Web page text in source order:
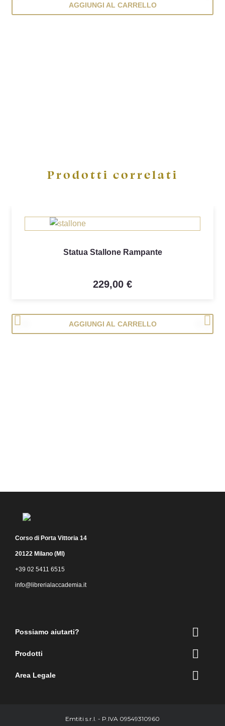
AGGIUNGI AL CARRELLO
Prodotti correlati
Statua Stallone Rampante
229,00 €
AGGIUNGI AL CARRELLO
Corso di Porta Vittoria 14
20122 Milano (MI)
+39 02 5411 6515
info@librerialaccademia.it
Possiamo aiutarti? 
Prodotti 
Area Legale 
Emtiti s.r.l. - P.IVA 09549310960